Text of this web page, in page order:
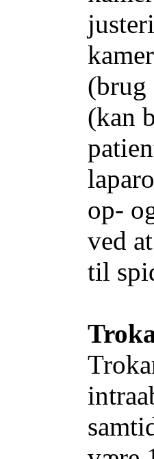
(brug
(kan
op-
ved
til